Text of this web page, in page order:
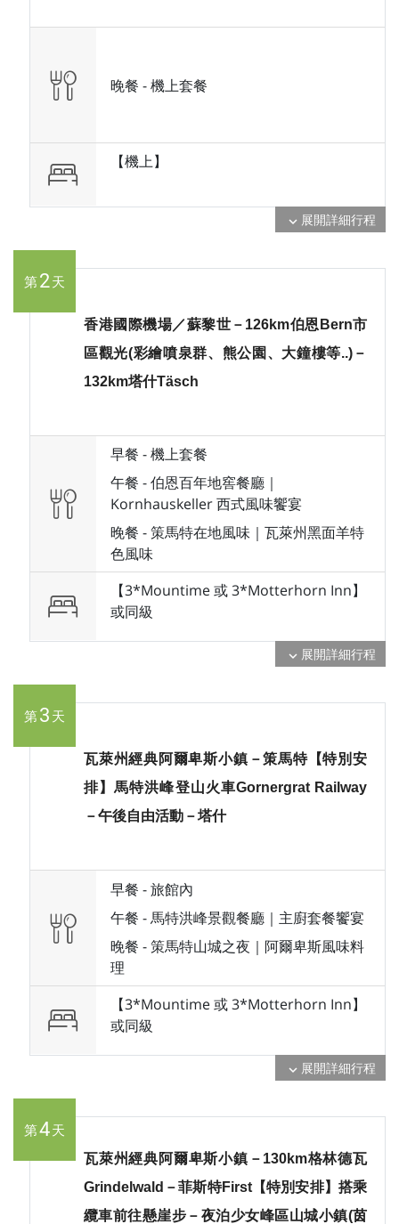
晚餐 -機上套餐
【機上】
expand_more 展開詳細行程
第2天
香港國際機場／蘇黎世－126km伯恩Bern市
區觀光(彩繪噴泉群、熊公園、大鐘樓等..)－
132km塔什Täsch
早餐 -機上套餐
午餐 -伯恩百年地窖餐廳｜
Kornhauskeller 西式風味饗宴
晚餐 -策馬特在地風味｜瓦萊州黑面羊特
色風味
【3*Mountime 或 3*Motterhorn Inn】
或同級
expand_more 展開詳細行程
第3 天
瓦萊州經典阿爾卑斯小鎮－策馬特【特別安
排】馬特洪峰登山火車Gornergrat Railway
－午後自由活動－塔什
早餐 -旅館內
午餐 -馬特洪峰景觀餐廳｜主廚套餐饗宴
晚餐 -策馬特山城之夜｜阿爾卑斯風味料
理
【3*Mountime 或 3*Motterhorn Inn】
或同級
expand_more 展開詳細行程
第4天
瓦萊州經典阿爾卑斯小鎮－130km格林德瓦
Grindelwald－菲斯特First【特別安排】搭乘
纜車前往懸崖步－夜泊少女峰區山城小鎮(茵